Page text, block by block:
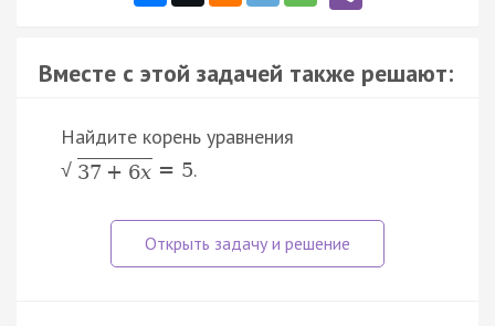
Вместе с этой задачей также решают:
Найдите корень уравнения
√ 37 + 6x = 5.